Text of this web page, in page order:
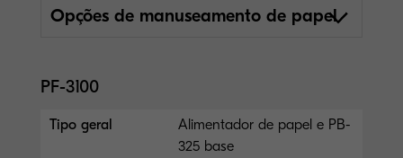
Opções de manuseamento de papel
PF-3100
Tipo geral
Alimentador de papel e PB-
325 base